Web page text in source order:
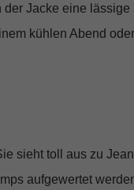
der Jacke eine lässige
kühlen Abend
sieht toll aus zu
aufgewertet